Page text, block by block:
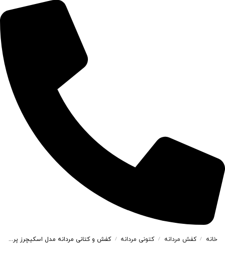
خانه / کفش مردانه / کتونی مردانه / کفش و کتانی مردانه مدل اسکیچرز پرو SKECHERS PROPULSION رنگ طوسی کد 48347